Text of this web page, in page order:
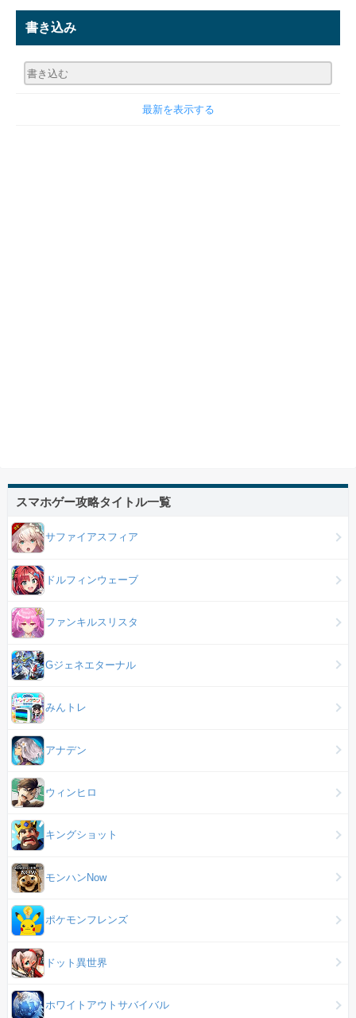
書き込み
最新を表示する
スマホゲー攻略タイトル一覧
サファイアスフィア
ドルフィンウェーブ
ファンキルスリスタ
Gジェネエターナル
みんトレ
アナデン
ウィンヒロ
キングショット
モンハンNow
ポケモンフレンズ
ドット異世界
ホワイトアウトサバイバル